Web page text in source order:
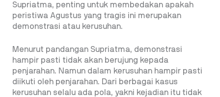
Supriatma, penting untuk membedakan apakah
peristiwa Agustus yang tragis ini merupakan
demonstrasi atau kerusuhan.
Menurut pandangan Supriatma, demonstrasi
hampir pasti tidak akan berujung kepada
penjarahan. Namun dalam kerusuhan hampir pasti
diikuti oleh penjarahan. Dari berbagai kasus
kerusuhan selalu ada pola, yakni kejadian itu tidak